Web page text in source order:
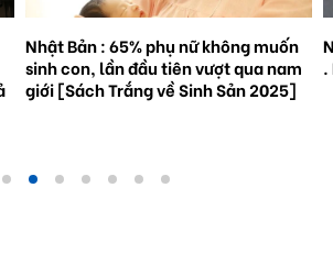
Natto trở thành hiện tượng toàn cầu
. Bối cảnh và triển vọng tương lai.